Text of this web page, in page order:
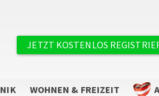
Benutzermenü
JETZT KOSTENLOS
WOHNEN & FREIZEIT